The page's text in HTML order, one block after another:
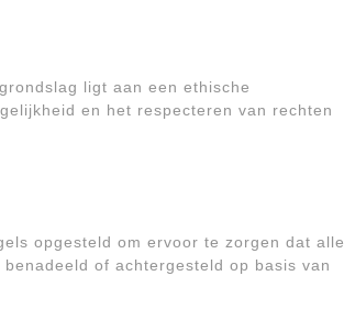
ligt aan een ethische
en het respecteren van rechten
opgesteld om ervoor te zorgen dat alle
of achtergesteld op basis van